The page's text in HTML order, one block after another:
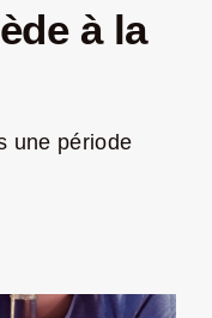
à la
une période